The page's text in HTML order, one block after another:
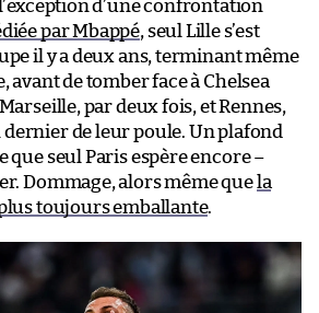
d’une confrontation
par Mbappé, seul Lille s’est
il y a deux ans, terminant même
avant de tomber face à Chelsea
par deux fois, et Rennes,
de leur poule. Un plafond
que seul Paris espère encore –
Dommage, alors même que la
toujours emballante.